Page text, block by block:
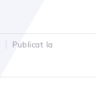
Publicat la